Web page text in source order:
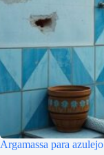
Argamassa para azulejo